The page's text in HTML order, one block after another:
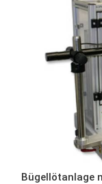
Bügellötanlage